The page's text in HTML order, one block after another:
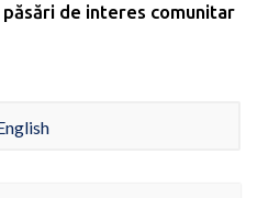
de interes comunitar